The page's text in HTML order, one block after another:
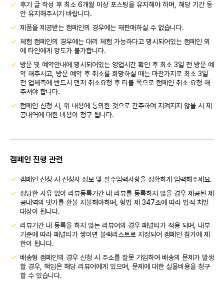
후기 글 작성 후 최소 6개월 이상 포스팅을 유지해야 하며, 해당 기간 동
안 유지해주시기 바랍니다.
제품을 제공받는 캠페인의 경우에는 재판매하실 수 없습니다.
체험 캠페인의 경우에는 대리 체험 가능하다고 명시되어있는 캠페인 외
에 타인에게 양도가 불가합니다.
방문 및 예약안내에 명시되어있는 영업시간 확인 후 최소 3일 전 방문 예
약 해주시고, 방문 예약 후 취소를 희망하실 때는 마찬가지로 최소 3일
전 업체측에 반드시 먼저 취소요청 후 티블 쪽으로 캠페인 취소 요청 해
주셔야 합니다.
캠페인 신청 시, 위 내용에 동의한 것으로 간주하여 지켜지지 않을 시 제
공내역에 대한 비용이 청구 됩니다.
캠페인 진행 관련
캠페인 신청 시 신청자 정보 및 필수입력사항을 정확하게 입력해주세요.
정당한 사유 없이 리뷰등록기간 내 리뷰를 등록하지 않을 경우 제공된 제
공내역의 댓가를 환불 지불해야하며, 형법 제 347조에 따라 법적 처벌
대상이 됩니다.
리뷰기간 내 등록을 하지 않는 리뷰어의 경우 패널티가 적용 되며, 내부
기준에 따라 패널티가 쌓이면 블랙리스트로 지정되어 캠페인 참가에 제
한이 됩니다.
배송형 캠페인의 경우 신청 시 주소를 잘못 기입하여 배송의 문제가 발생
할 경우, 책임은 해당 리뷰어에게 있으며, 문제에 대한 실물비용을 청구
할 수 있습니다.